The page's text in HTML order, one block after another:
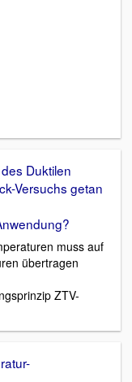
Duktilen
Versuchs getan
muss auf
übertragen
ZTV-